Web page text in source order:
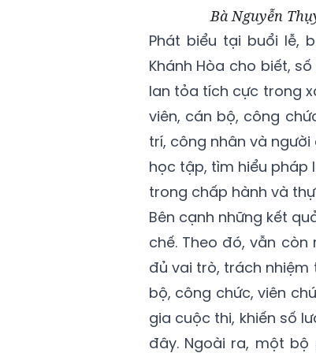
Bà Nguyễn
Phát biểu tại buổi lễ,
Khánh Hòa cho biết,
lan tỏa tích cực trong
viên, cán bộ, công
trí, công nhân và
học tập, tìm hiểu pháp
trong chấp hành và
Bên cạnh những kết
chế. Theo đó, vẫn
đủ vai trò, trách
bộ, công chức, viên
gia cuộc thi, khiến số
đây. Ngoài ra, một